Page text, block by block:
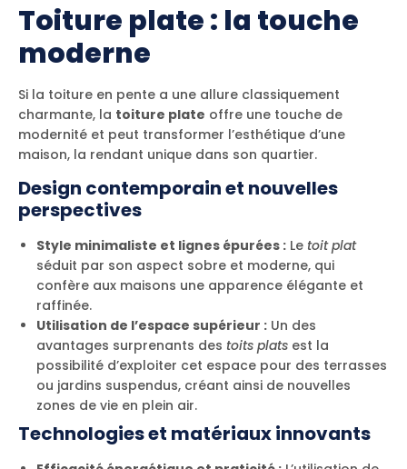
Toiture plate : la touche
moderne
Si la toiture en pente a une allure classiquement
charmante, la toiture plate offre une touche de
modernité et peut transformer l’esthétique d’une
maison, la rendant unique dans son quartier.
Design contemporain et nouvelles
perspectives
Style minimaliste et lignes épurées : Le toit plat
séduit par son aspect sobre et moderne, qui
confère aux maisons une apparence élégante et
raffinée.
Utilisation de l’espace supérieur : Un des
avantages surprenants des toits plats est la
possibilité d’exploiter cet espace pour des terrasses
ou jardins suspendus, créant ainsi de nouvelles
zones de vie en plein air.
Technologies et matériaux innovants